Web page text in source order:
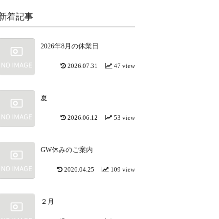
着記事
2026年8月の休業日
47 view
2026.07.31
夏
53 view
2026.06.12
GW休みのご案内
109 view
2026.04.25
２月